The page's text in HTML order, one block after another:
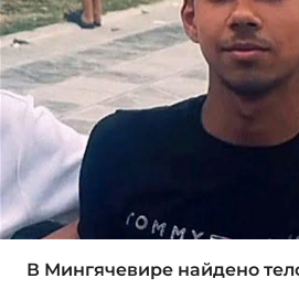
В Мингячевире найдено